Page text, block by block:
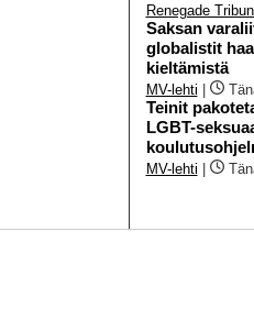
Renegade
Saksan
globalistit
kieltämistä
MV-lehti
Teinit
LGBT-
MV-lehti